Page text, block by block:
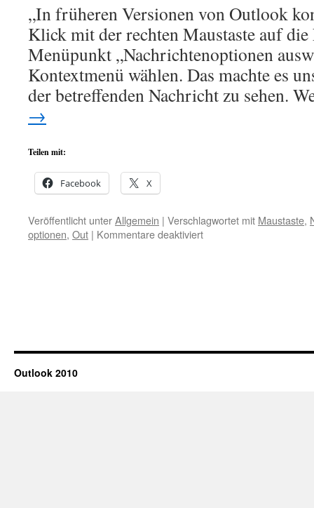
„In früheren Versionen von Outlook
Klick mit der rechten Maustaste auf
Menüpunkt „Nachrichtenoptionen
Kontextmenü wählen. Das machte es
der betreffenden Nachricht zu sehen.
→
Teilen mit:
Facebook X
Veröffentlicht unterAllgemein | Verschlagwortet mit Maustaste,
optionen, Out | Kommentare deaktiviertfür
Outlook 2010